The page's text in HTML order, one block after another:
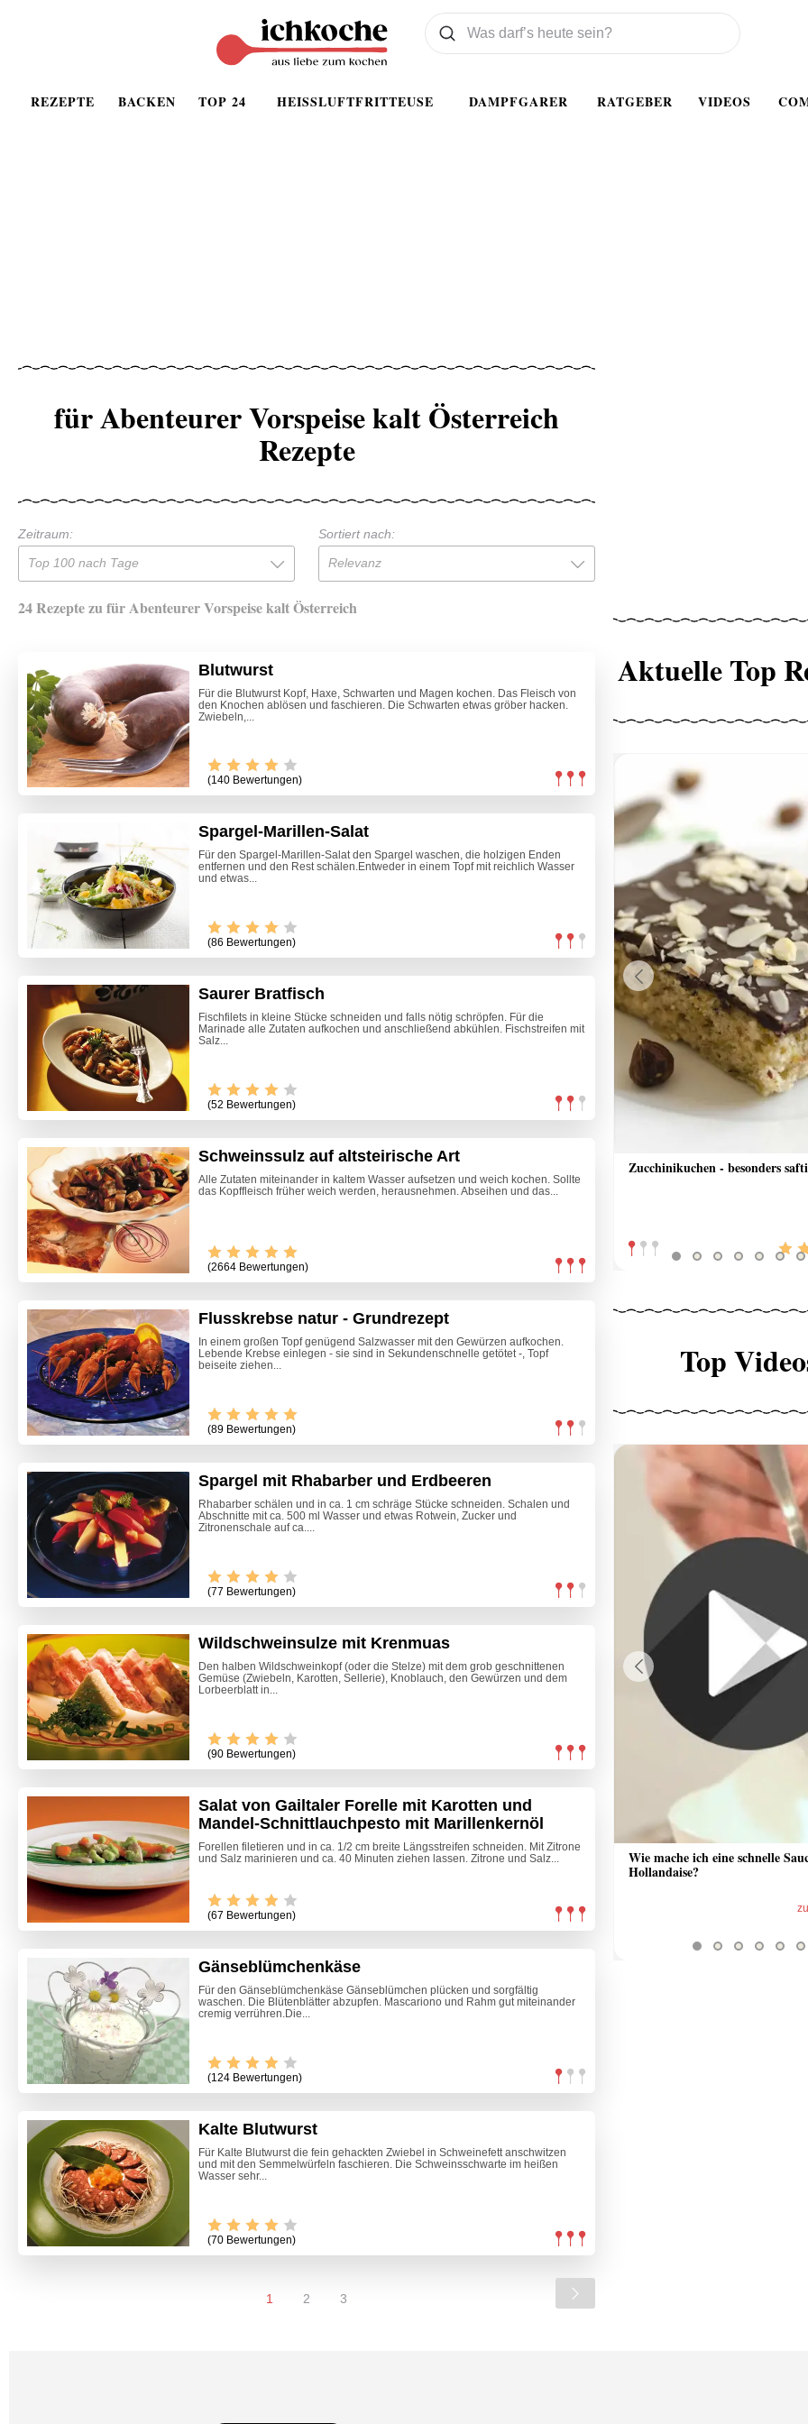
REZEPTE BACKEN TOP 24 HEISSLUFTFRITTEUSE DAMPFGARER RATGEBER VIDEOS
Was wollen Sie suchen
Suchen
für Abenteurer Vorspeise kalt Österreich
Rezepte
Zeitraum:
Top 100 nach Tage
Sortiert nach:
Relevanz
24 Rezepte zu für Abenteurer Vorspeise kalt Österreich
Blutwurst
Für die Blutwurst Kopf, Haxe, Schwarten und Magen kochen. Das Fleisch von
den Knochen ablösen und faschieren. Die Schwarten etwas gröber hacken.
Zwiebeln,...
(140 Bewertungen)
Spargel-Marillen-Salat
Für den Spargel-Marillen-Salat den Spargel waschen, die holzigen Enden
entfernen und den Rest schälen.Entweder in einem Topf mit reichlich Wasser
und etwas...
(86 Bewertungen)
Saurer Bratfisch
Fischfilets in kleine Stücke schneiden und falls nötig schröpfen. Für die
Marinade alle Zutaten aufkochen und anschließend abkühlen. Fischstreifen mit
Salz...
(52 Bewertungen)
Schweinssulz auf altsteirische Art
Alle Zutaten miteinander in kaltem Wasser aufsetzen und weich kochen. Sollte
das Kopffleisch früher weich werden, herausnehmen. Abseihen und das...
(2664 Bewertungen)
Flusskrebse natur - Grundrezept
In einem großen Topf genügend Salzwasser mit den Gewürzen aufkochen.
Lebende Krebse einlegen - sie sind in Sekundenschnelle getötet -, Topf
beiseite ziehen...
(89 Bewertungen)
Spargel mit Rhabarber und Erdbeeren
Rhabarber schälen und in ca. 1 cm schräge Stücke schneiden. Schalen und
Abschnitte mit ca. 500 ml Wasser und etwas Rotwein, Zucker und
Zitronenschale auf ca....
(77 Bewertungen)
Wildschweinsulze mit Krenmuas
Den halben Wildschweinkopf (oder die Stelze) mit dem grob geschnittenen
Gemüse (Zwiebeln, Karotten, Sellerie), Knoblauch, den Gewürzen und dem
Lorbeerblatt in...
(90 Bewertungen)
Salat von Gailtaler Forelle mit Karotten und
Mandel-Schnittlauchpesto mit Marillenkernöl
Forellen filetieren und in ca. 1/2 cm breite Längsstreifen schneiden. Mit Zitrone
und Salz marinieren und ca. 40 Minuten ziehen lassen. Zitrone und Salz...
(67 Bewertungen)
Gänseblümchenkäse
Für den Gänseblümchenkäse Gänseblümchen plücken und sorgfältig
waschen. Die Blütenblätter abzupfen. Mascariono und Rahm gut miteinander
cremig verrühren.Die...
(124 Bewertungen)
Kalte Blutwurst
Für Kalte Blutwurst die fein gehackten Zwiebel in Schweinefett anschwitzen
und mit den Semmelwürfeln faschieren. Die Schweinsschwarte im heißen
Wasser sehr...
(70 Bewertungen)
1 2 3
Aktuelle Top
Zucchinikuchen - besonders
Marillenkuchen
Previous
Top
Wie mache ich eine schnelle
Hollandaise?
Video - Sauce aus Bratrückstand
zum Video
Previous